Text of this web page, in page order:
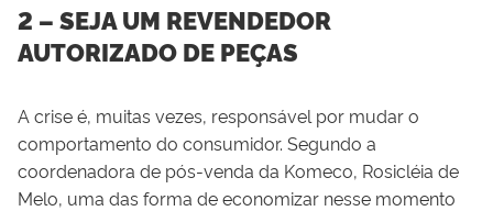
2 – SEJA UM REVENDEDOR
AUTORIZADO DE PEÇAS
A crise é, muitas vezes, responsável por mudar o
comportamento do consumidor. Segundo a
coordenadora de pós-venda da Komeco, Rosicléia de
Melo, uma das forma de economizar nesse momento